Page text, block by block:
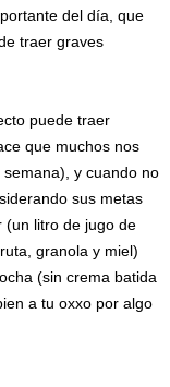
del día, que
traer graves
puede traer
que muchos nos
y cuando no
sus metas
(un litro de jugo de
granola y miel)
(sin crema batida
a tu oxxo por algo